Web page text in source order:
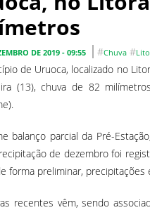
DE 2019 - 09:55 #Chuva #
de Uruoca, localizado no
(13), chuva de 82
balanço parcial da Pré-
de dezembro foi
forma preliminar,
recentes vêm, sendo